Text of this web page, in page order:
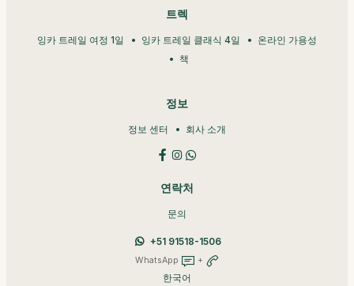
트렉
잉카 트레일 여정 1일 잉카 트레일 클래식 4일
온라인 가용성
책
정보
정보 센터 회사 소개
연락처
문의
+51 91518-1506
WhatsApp +
한국어